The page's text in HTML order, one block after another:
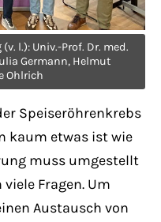
consectetuer
l.): Univ.-Prof. Dr. med.
Germann, Helmut
Ohlrich
Speiseröhrenkrebs
kaum etwas ist wie
muss umgestellt
Fragen. Um
Austausch von